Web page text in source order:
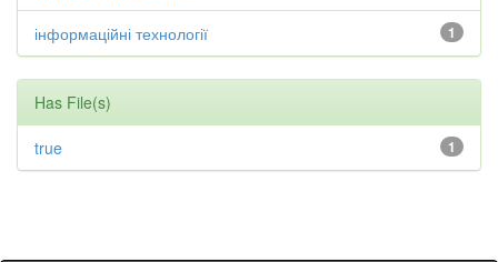
1
інформаційні технології
Has File(s)
1
true